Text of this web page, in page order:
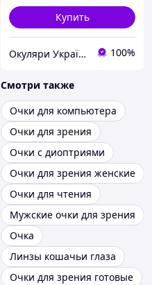
Купить
Окуляри Україна 100%
Смотри также
Очки для компьютера
Очки для зрения
Очки с диоптриями
Очки для зрения женские
Очки для чтения
Мужские очки для зрения
Очка
Линзы кошачьи глаза
Очки для зрения готовые